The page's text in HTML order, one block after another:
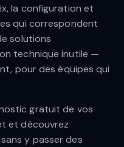
la configuration et
qui correspondent
solutions
technique inutile —
pour des équipes qui
gratuit de vos
et découvrez
y passer des